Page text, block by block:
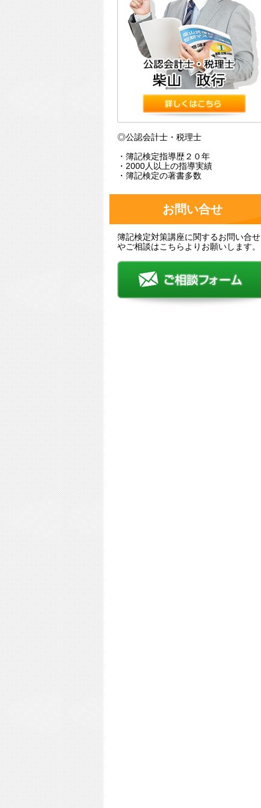
◎公認会計士・税理士
・簿記検定指導歴２０年
・2000人以上の指導実績
・簿記検定の著書多数
お問い合せ
簿記検定対策講座に関するお問い合せ
やご相談はこちらよりお願いします。